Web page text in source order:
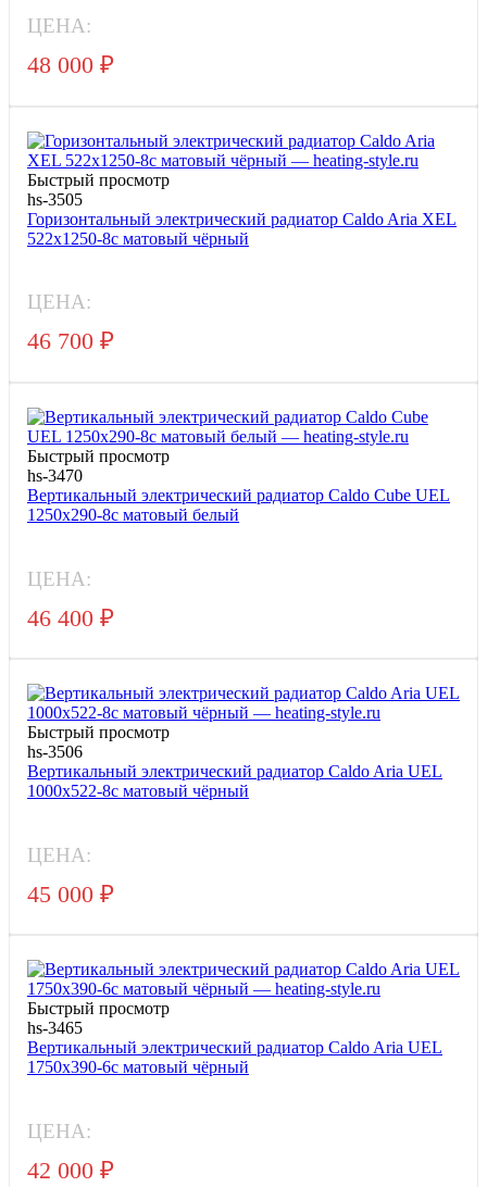
ЦЕНА:
48 000 ₽
Быстрый просмотр
hs-3505
Горизонтальный электрический радиатор Caldo Aria XEL
522x1250-8с матовый чёрный
ЦЕНА:
46 700 ₽
Быстрый просмотр
hs-3470
Вертикальный электрический радиатор Caldo Cube UEL
1250x290-8с матовый белый
ЦЕНА:
46 400 ₽
Быстрый просмотр
hs-3506
Вертикальный электрический радиатор Caldo Aria UEL
1000x522-8с матовый чёрный
ЦЕНА:
45 000 ₽
Быстрый просмотр
hs-3465
Вертикальный электрический радиатор Caldo Aria UEL
1750x390-6с матовый чёрный
ЦЕНА:
42 000 ₽